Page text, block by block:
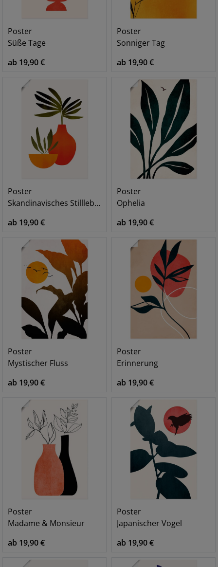
Poster
Süße Tage
ab 19,90 €
Poster
Sonniger Tag
ab 19,90 €
Poster
Skandinavisches Stillleben
ab 19,90 €
Poster
Ophelia
ab 19,90 €
Poster
Mystischer Fluss
ab 19,90 €
Poster
Erinnerung
ab 19,90 €
Poster
Madame & Monsieur
ab 19,90 €
Poster
Japanischer Vogel
ab 19,90 €